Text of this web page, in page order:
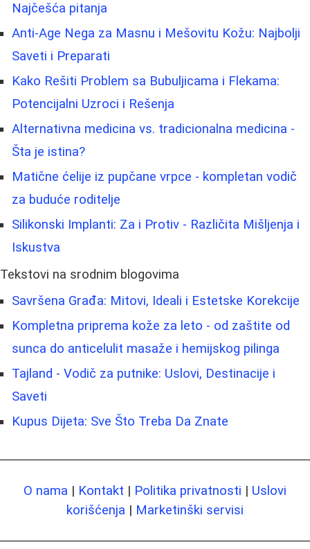
Najčešća pitanja
Anti-Age Nega za Masnu i Mešovitu Kožu: Najbolji
Saveti i Preparati
Kako Rešiti Problem sa Bubuljicama i Flekama:
Potencijalni Uzroci i Rešenja
Alternativna medicina vs. tradicionalna medicina -
Šta je istina?
Matične ćelije iz pupčane vrpce - kompletan vodič
za buduće roditelje
Silikonski Implanti: Za i Protiv - Različita Mišljenja i
Iskustva
Tekstovi na srodnim blogovima
Savršena Građa: Mitovi, Ideali i Estetske Korekcije
Kompletna priprema kože za leto - od zaštite od
sunca do anticelulit masaže i hemijskog pilinga
Tajland - Vodič za putnike: Uslovi, Destinacije i
Saveti
Kupus Dijeta: Sve Što Treba Da Znate
O nama | Kontakt | Politika privatnosti | Uslovi
korišćenja | Marketinški servisi